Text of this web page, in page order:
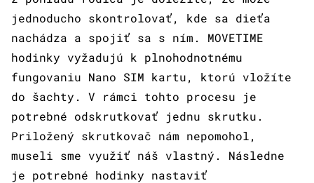
jednoducho skontrolovať, kde sa dieťa
nachádza a spojiť sa s ním. MOVETIME
hodinky vyžadujú k plnohodnotnému
fungovaniu Nano SIM kartu, ktorú vložíte
do šachty. V rámci tohto procesu je
potrebné odskrutkovať jednu skrutku.
Priložený skrutkovač nám nepomohol,
museli sme využiť náš vlastný. Následne
je potrebné hodinky nastaviť